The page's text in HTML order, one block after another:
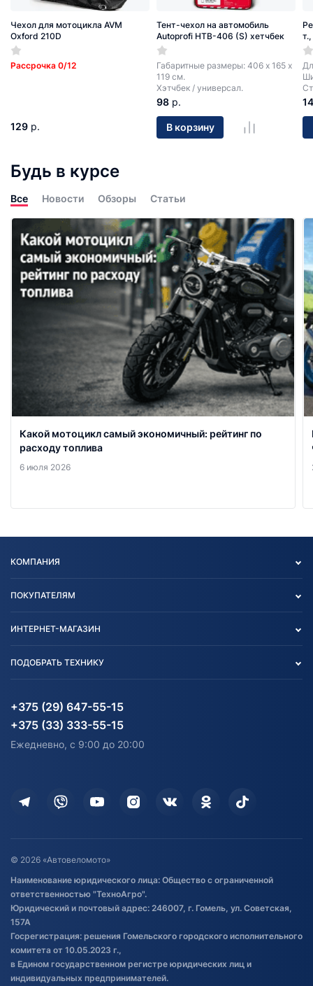
Чехол для мотоцикла AVM
Oxford 210D
Рассрочка 0/12
129 р.
Тент-чехол на автомобиль
Autoprofi HTB-406 (S) хетчбек
Габаритные размеры: 406 х 165 х
119 см.
Хэтчбек / универсал.
98 р.
В корзину
14
Будь в курсе
Все Новости Обзоры Статьи
Какой мотоцикл самый экономичный: рейтинг по
расходу топлива
6 июля 2026
КОМПАНИЯ
Блог
Карта сайта
ПОКУПАТЕЛЯМ
Согласие на обработку
Информация до получения
согласия на обработку
Доставка
Дополнительные услуги
Оставить отзыв
Договор публичной оферты
Обработка файлов cookie
Постановка транспорта на учет
Обновления в ЭПТС 2024
ИНТЕРНЕТ-МАГАЗИН
Агротехника
Водный транспорт
Электротранспорт
Здоровье
ПОДОБРАТЬ ТЕХНИКУ
Агротехника
Электротранспорт
+375 (29) 647-55-15
+375 (33) 333-55-15
Ежедневно, с 9:00 до 20:00
© 2026 «Автовеломото»
Наименование юридического лица: Общество с ограниченной
ответственностью "ТехноАгро".
Юридический и почтовый адрес: 246007, г. Гомель, ул. Советская,
157А
Госрегистрация: решения Гомельского городского исполнительного
комитета от 10.05.2023 г.,
в Едином государственном регистре юридических лиц и
индивидуальных предпринимателей.